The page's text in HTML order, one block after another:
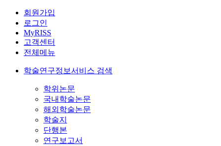
회원가입
로그인
MyRISS
고객센터
전체메뉴
학술연구정보서비스 검색
학위논문
국내학술논문
해외학술논문
학술지
단행본
연구보고서